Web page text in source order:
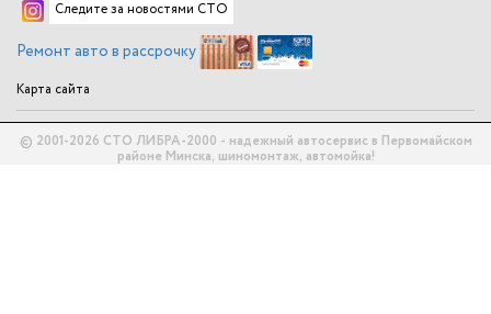
Следите за новостями СТО
Ремонт авто в рассрочку
Карта сайта
© 2001-2026 СТО ЛИБРА-2000 - надежный автосервис в Первомайском
районе Минска, шиномонтаж, автомойка!